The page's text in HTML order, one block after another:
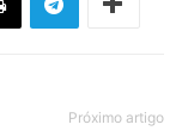
Próximo artigo